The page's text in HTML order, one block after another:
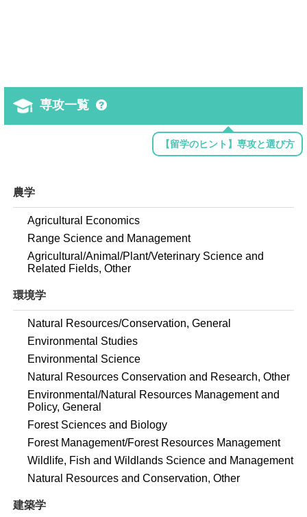
専攻一覧
【留学のヒント】専攻と選び方
農学
Agricultural Economics
Range Science and Management
Agricultural/Animal/Plant/Veterinary Science and
Related Fields, Other
環境学
Natural Resources/Conservation, General
Environmental Studies
Environmental Science
Natural Resources Conservation and Research, Other
Environmental/Natural Resources Management and
Policy, General
Forest Sciences and Biology
Forest Management/Forest Resources Management
Wildlife, Fish and Wildlands Science and Management
Natural Resources and Conservation, Other
建築学